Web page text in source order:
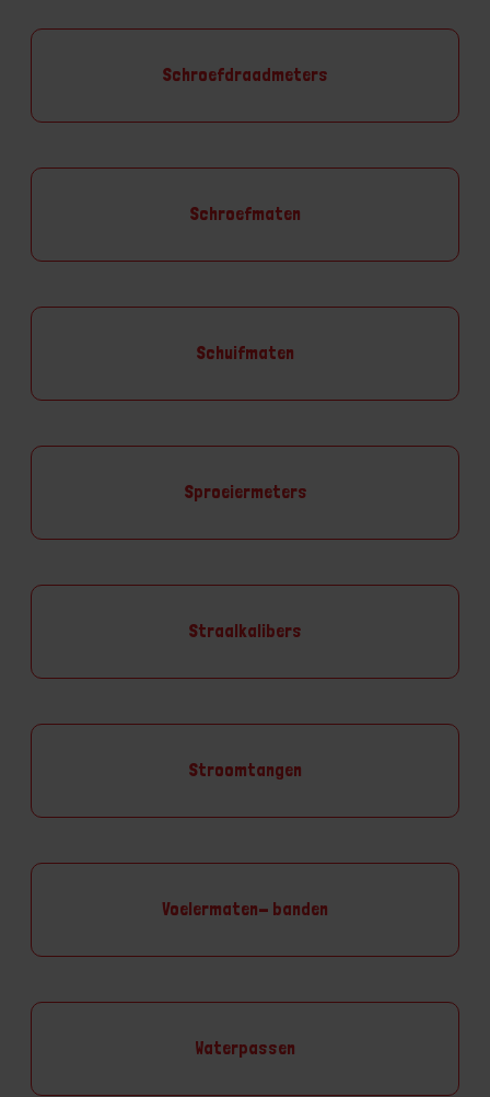
Schroefdraadmeters
Schroefmaten
Schuifmaten
Sproeiermeters
Straalkalibers
Stroomtangen
Voelermaten- banden
Waterpassen